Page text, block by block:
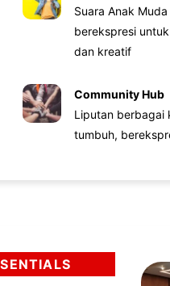
Suara Anak
berekspresi
dan kreatif
Community Hub
Liputan berbagai
tumbuh,